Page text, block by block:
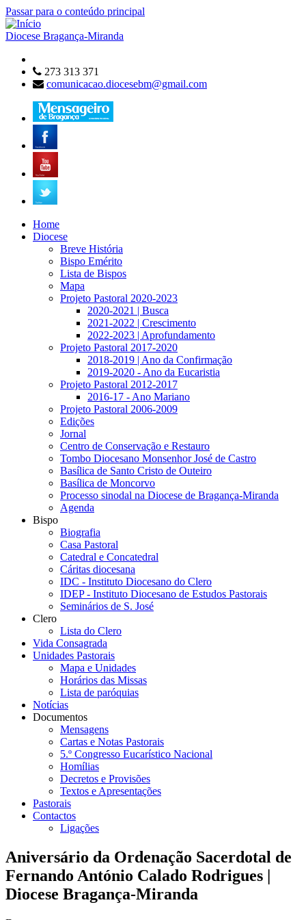
Passar para o conteúdo principal
Diocese Bragança-Miranda
273 313 371
comunicacao.diocesebm@gmail.com
Home
Diocese
Breve História
Bispo Emérito
Lista de Bispos
Mapa
Projeto Pastoral 2020-2023
2020-2021 | Busca
2021-2022 | Crescimento
2022-2023 | Aprofundamento
Projeto Pastoral 2017-2020
2018-2019 | Ano da Confirmação
2019-2020 - Ano da Eucaristia
Projeto Pastoral 2012-2017
2016-17 - Ano Mariano
Projeto Pastoral 2006-2009
Edições
Jornal
Centro de Conservação e Restauro
Tombo Diocesano Monsenhor José de Castro
Basílica de Santo Cristo de Outeiro
Basílica de Moncorvo
Processo sinodal na Diocese de Bragança-Miranda
Agenda
Bispo
Biografia
Casa Pastoral
Catedral e Concatedral
Cáritas diocesana
IDC - Instituto Diocesano do Clero
IDEP - Instituto Diocesano de Estudos Pastorais
Seminários de S. José
Clero
Lista do Clero
Vida Consagrada
Unidades Pastorais
Mapa e Unidades
Horários das Missas
Lista de paróquias
Notícias
Documentos
Mensagens
Cartas e Notas Pastorais
5.º Congresso Eucarístico Nacional
Homílias
Decretos e Provisões
Textos e Apresentações
Pastorais
Contactos
Ligações
Aniversário da Ordenação Sacerdotal de
Fernando António Calado Rodrigues |
Diocese Bragança-Miranda